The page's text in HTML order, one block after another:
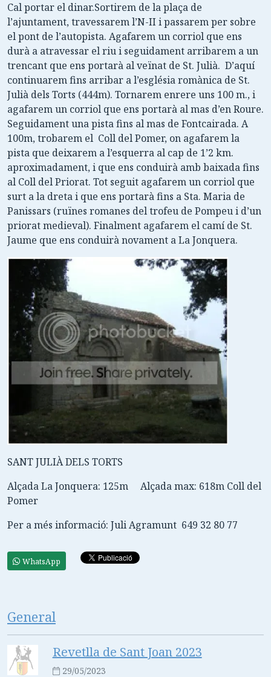
Cal portar el dinar.Sortirem de la plaça de
l’ajuntament, travessarem l’N-II i passarem per sobre
el pont de l’autopista. Agafarem un corriol que ens
durà a atravessar el riu i seguidament arribarem a un
trencant que ens portarà al veïnat de St. Julià. D’aquí
continuarem fins arribar a l’església romànica de St.
Julià dels Torts (444m). Tornarem enrere uns 100 m., i
agafarem un corriol que ens portarà al mas d’en Roure.
Seguidament una pista fins al mas de Fontcairada. A
100m, trobarem el Coll del Pomer, on agafarem la
pista que deixarem a l’esquerra al cap de 1’2 km.
aproximadament, i que ens conduirà amb baixada fins
al Coll del Priorat. Tot seguit agafarem un corriol que
surt a la dreta i que ens portarà fins a Sta. Maria de
Panissars (ruïnes romanes del trofeu de Pompeu i d’un
priorat medieval). Finalment agafarem el camí de St.
Jaume que ens conduirà novament a La Jonquera.
SANT JULIÀ DELS TORTS
Alçada La Jonquera: 125m Alçada max: 618m Coll del
Pomer
Per a més informació: Juli Agramunt 649 32 80 77
WhatsApp
General
Revetlla de Sant Joan 2023
29/05/2023